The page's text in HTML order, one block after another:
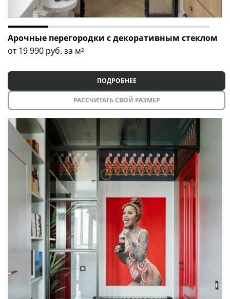
Арочные перегородки с декоративным стеклом
от 19 990 руб. за м2
ПОДРОБНЕЕ
РАССЧИТАТЬ СВОЙ РАЗМЕР